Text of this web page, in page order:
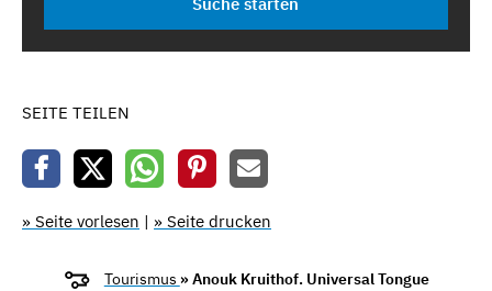
SEITE TEILEN
» Seite vorlesen | » Seite drucken
Tourismus » Anouk Kruithof. Universal Tongue